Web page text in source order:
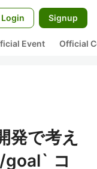
Login Signup
Event Official
発で考え
goal` コ